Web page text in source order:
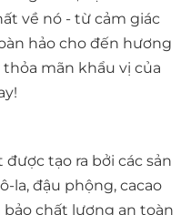
về nó - từ cảm giác
hảo cho đến hương
thỏa mãn khẩu vị của
tạo ra bởi các sản
la, đậu phộng, cacao
bảo chất lượng an toàn